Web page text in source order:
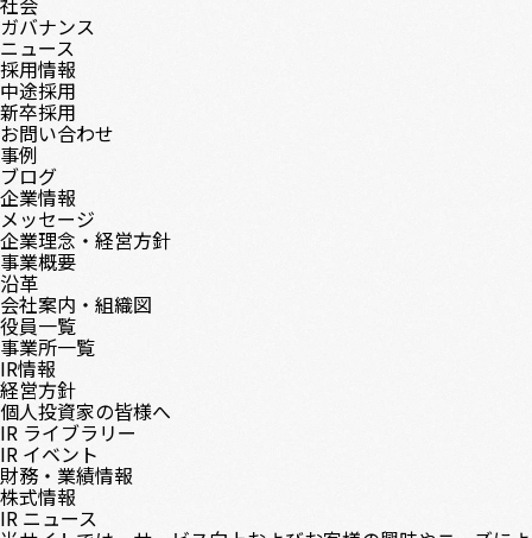
ガバナンス
ニュース
採用情報
中途採用
新卒採用
お問い合わせ
事例
ブログ
企業情報
メッセージ
企業理念・経営方針
事業概要
沿革
会社案内・組織図
役員一覧
事業所一覧
IR情報
経営方針
個人投資家の皆様へ
IR ライブラリー
IR イベント
財務・業績情報
株式情報
IR ニュース